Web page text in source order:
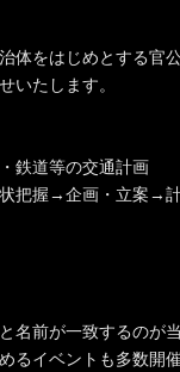
体をはじめとする官
いたします。
鉄道等の交通計画
把握→企画・立案→
名前が一致するのが
るイベントも多数開